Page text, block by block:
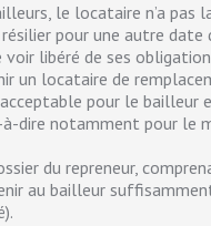
le locataire n’a
résilier pour une autre
voir libéré de ses
un locataire de
pour le bailleur
à-dire notamment pour le
du repreneur,
au bailleur